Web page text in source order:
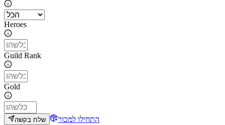
Heroes
Guild Rank
Gold
שלח בקשה
התחילו למכור